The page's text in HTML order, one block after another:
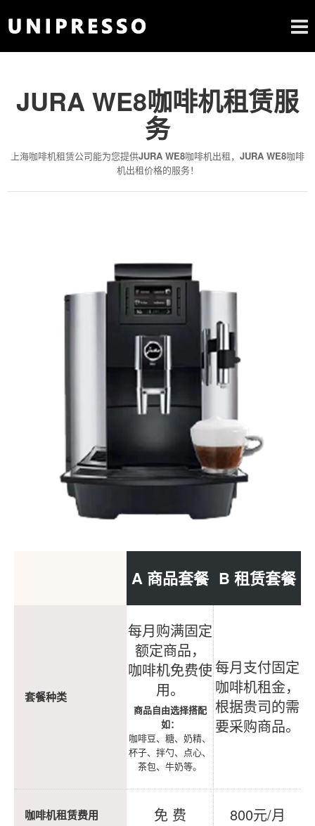
JURA WE8咖啡机租赁服
务
上海咖啡机租赁公司能为您提供JURA WE8咖啡机出租， JURA WE8咖啡
机出租价格的服务！
A 商品套餐 B 租赁套餐
套餐种类
每月购满固定
额定商品，
咖啡机免费使
用。
商品自由选择搭配
如：
咖啡豆、糖、奶精、
杯子、拌勺、点心、
茶包、牛奶等。
每月支付固定
咖啡机租金，
根据贵司的需
要采购商品。
咖啡机租赁费用 免 费 800元/月